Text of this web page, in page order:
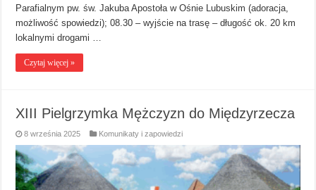
Parafialnym pw. św. Jakuba Apostoła w Ośnie Lubuskim (adoracja,
możliwość spowiedzi); 08.30 – wyjście na trasę – długość ok. 20 km
lokalnymi drogami …
Czytaj więcej »
XIII Pielgrzymka Mężczyzn do Międzyrzecza
8 września 2025 Komunikaty i zapowiedzi